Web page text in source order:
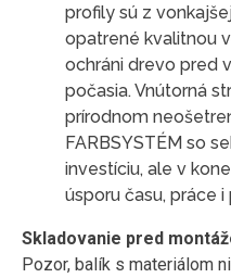
profily sú z
opatrené kvalitnou
ochráni drevo pred
počasia. Vnútorná
prírodnom
FARBSYSTÉM so
investíciu, ale v
úsporu času, práce i
Skladovanie pred
Pozor, balík s materiálom